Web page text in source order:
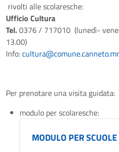
rivolti alle scolaresche:
Ufficio Cultura
Tel.0376 / 717010 (lunedì-
13.00)
Info:
Per prenotare una visita guidata:
modulo per scolaresche:
MODULO PER SCUOLE